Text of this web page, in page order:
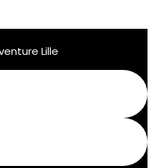
Lille